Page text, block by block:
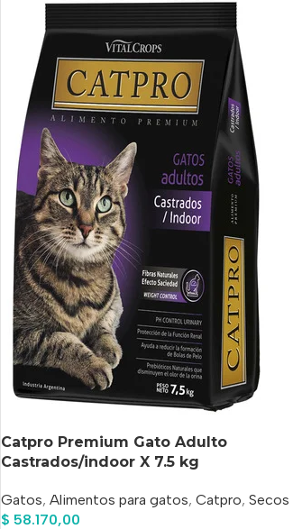
Catpro Premium Gato Adulto
Castrados/indoor X 7.5 kg
Gatos, Alimentos para gatos, Catpro, Secos
$ 58.170,00